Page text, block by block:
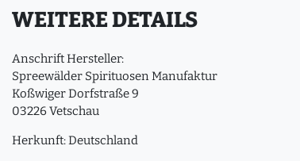
WEITERE DETAILS
Anschrift Hersteller:
Spreewälder Spirituosen Manufaktur
Koßwiger Dorfstraße 9
03226 Vetschau
Herkunft: Deutschland